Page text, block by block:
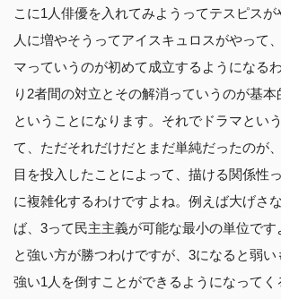
こに1人俳優を入れてみようってテスピス
人に増やそうってアイスキュロスがやって
マっていうのが初めて成立するようになる
り2者間の対立とその解消っていうのが基
ということになります。それでドラマとい
て、ただそれだけだとまだ単純だったのが
目を投入したことによって、描ける関係性
に複雑化するわけですよね。例えば大げさ
ば、3って民主主義が可能な最小の単位で
と強い方が勝つわけですが、3になると弱
強い1人を倒すことができるようになってく